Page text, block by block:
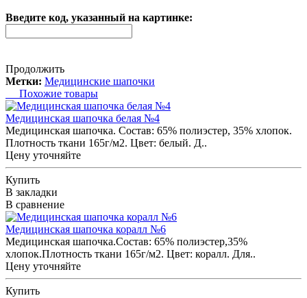
Введите код, указанный на картинке:
Продолжить
Метки: Медицинские шапочки
Похожие товары
Медицинская шапочка белая №4
Медицинская шапочка. Состав: 65% полиэстер, 35% хлопок.
Плотность ткани 165г/м2. Цвет: белый. Д..
Цену уточняйте
Купить
В закладки
В сравнение
Медицинская шапочка коралл №6
Медицинская шапочка.Состав: 65% полиэстер,35%
хлопок.Плотность ткани 165г/м2. Цвет: коралл. Для..
Цену уточняйте
Купить